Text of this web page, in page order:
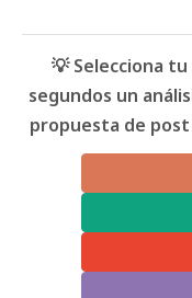
💡 Selecciona
segundos un
propuesta de